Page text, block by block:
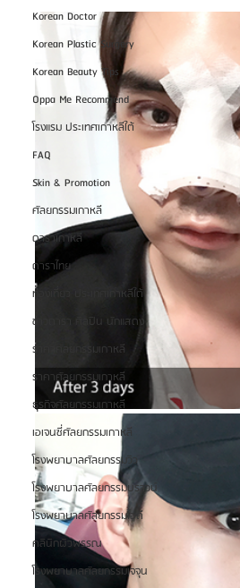
Korean Doctor
Korean Plastic Surgery
Korean Beauty Tips
Oppa Me Recommend
โรงแรม ประเทศเกาหลีใต้
FAQ
Skin & Promotion
ศัลยกรรมเกาหลี
ดาราเกาหลี
ดาราไทย
ท่องเที่ยว ประเทศเกาหลีใต้
ข่าวดารา ศิลปิน นักแสดง
ราคาศัลยกรรมเกาหลี
ราคาศัลยกรรมเกาหลี
ธุรกิจศัลยกรรมเกาหลี
เอเจนซี่ศัลยกรรมเกาหลี
โรงพยาบาลศัลยกรรมวิว
โรงพยาบาลศัลยกรรมบราวน์
โรงพยาบาลศัลยกรรมไอดี
คลินิกผิวพรรณ
โรงพยาบาลศัลยกรรมเจจุน